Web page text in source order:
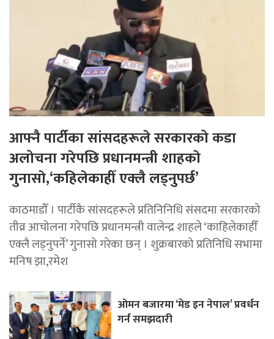
आफ्नै पार्टीका सांसदहरूले सरकारको कडा
अलोचना गरेपछि प्रधानमन्त्री शाहकाे
गुनासाे,‘कहिलेकाहीँ एक्लै लड्नुपर्छ’
काठमाडौँ । पार्टीकै सांसदहरूले प्रतिनिनिधि संसदमा सरकारको
तीव्र आचोलना गरेपछि प्रधानमन्त्री वालेन्द्र शाहले ‘काहिलेकाहीँ
एक्लै लड्नुपर्ने’ गुनासो गरेका छन् । शुक्रबारको प्रतिनिधि सभामा
मनिष झा,रमेश
ओमन बजारमा ‘मेड इन नेपाल’ प्रवर्धन
गर्न समझदारी